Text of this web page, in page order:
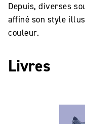
Depuis, diverses
affiné son style
couleur.
Livres